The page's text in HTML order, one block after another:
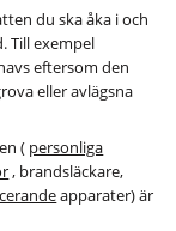
du ska åka i och
Till exempel
eftersom den
eller avlägsna
( personliga
, brandsläckare,
apparater) är